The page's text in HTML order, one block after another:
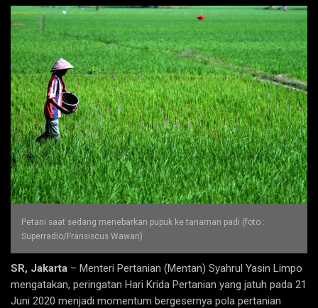
Petani saat sedang menebarkan pupuk ke tanaman padi (foto :
Superradio/Fransiscus Wawan)
SR, Jakarta – Menteri Pertanian (Mentan) Syahrul Yasin Limpo
mengatakan, peringatan Hari Krida Pertanian yang jatuh pada 21
Juni 2020 menjadi momentum bergesernya pola pertanian